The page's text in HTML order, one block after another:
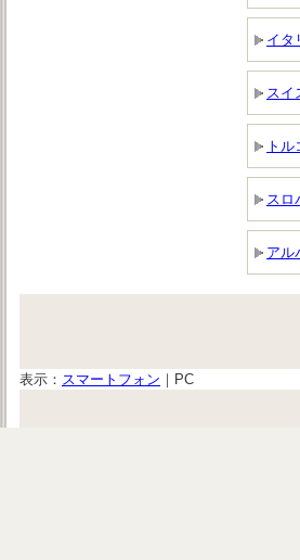
イタ
スイ
ト
スロ
アル
表示： スマートフォン ｜ PC